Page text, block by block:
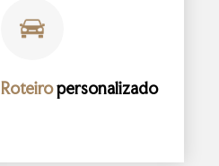
Roteiropersonalizado